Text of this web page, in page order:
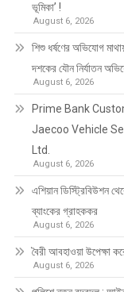
ভূমিকা’ !
August 6, 2026
শিশু ধর্ষণের অভিযোগ
দশকের যৌন নির্যাতন
August 6, 2026
Prime Bank
Jaecoo Vehicle
Ltd.
August 6, 2026
এশিয়ান ডিস্ট্রিবিউশন
ব্যাংকের গ্রাহককর
August 6, 2026
বৈরী আবহাওয়া উপেক্ষা
August 6, 2026